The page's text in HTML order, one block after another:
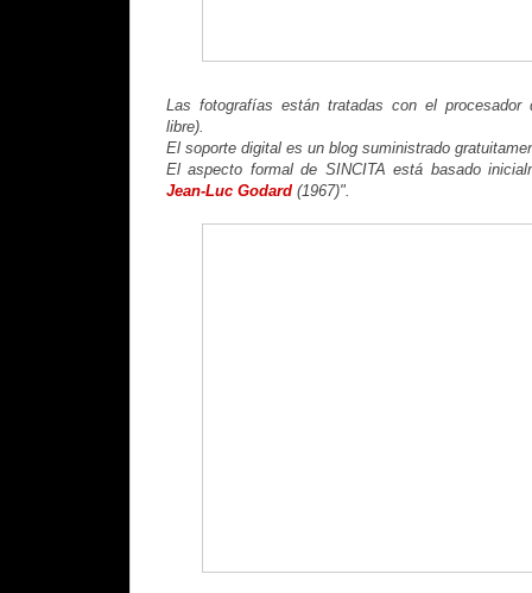
Las fotografías están tratadas con el
libre).
El soporte digital es un blog suministrado
El aspecto formal de SINCITA está basado
Jean-Luc Godard (1967)".